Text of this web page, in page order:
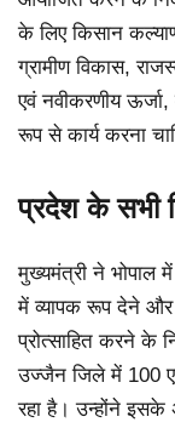
के लिए किसान
ग्रामीण विकास,
एवं नवीकरणीय
रूप से कार्य करना
प्रदेश के सभी
मुख्यमंत्री ने भोपाल
में व्यापक रूप देने
प्रोत्साहित करने के
उज्जैन जिले में 100
रहा है। उन्होंने इसके